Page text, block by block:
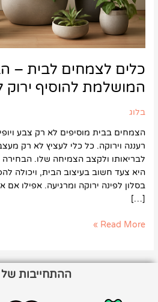
כלים לצמחים לבית –
המושלמת להוסיף ירוק
בלוג
הצמחים בבית מוסיפים לא רק צבע
רעננה וירוקה. כל כלי לעציץ לא רק
לבריאותו ולקצב הצמיחה שלו.
היא צעד חשוב בעיצוב הבית, ויכולה
בסלון לפינה ירוקה ומרגיעה. אפילו
[…]
Read More »
ההתחייבות של neta